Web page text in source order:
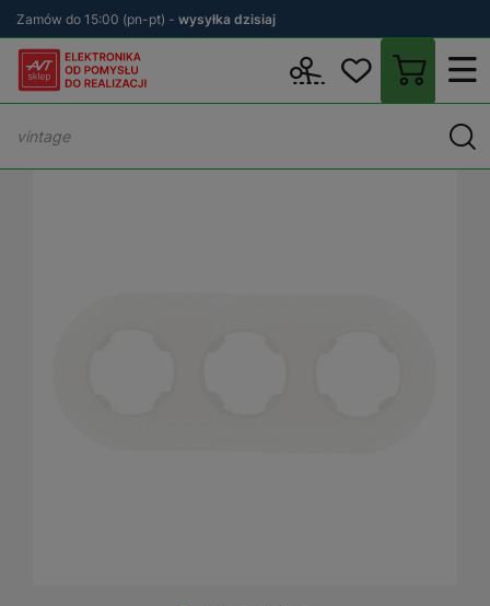
Zamów do 15:00 (pn-pt) - wysyłka dzisiaj
Osprzęt elektryczny i